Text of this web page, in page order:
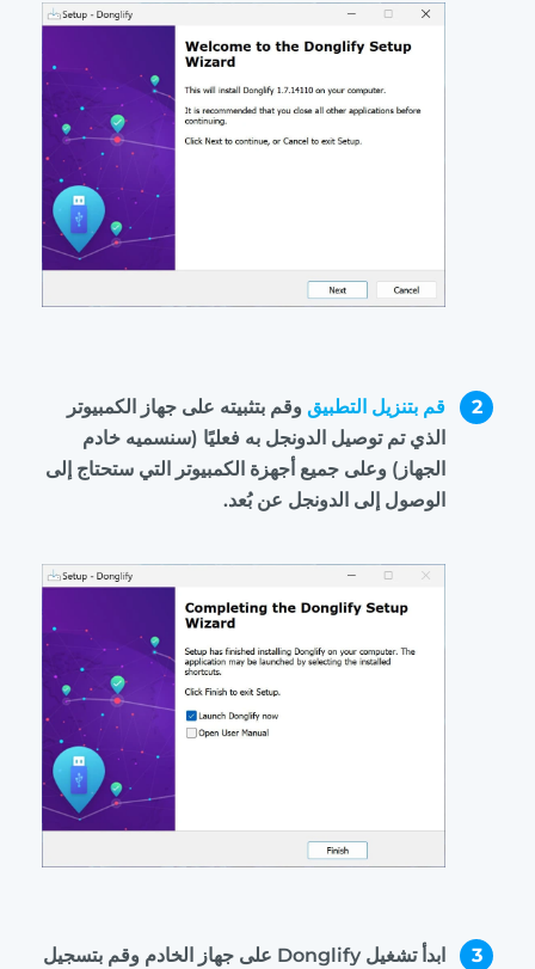
2 قم بتنزيل التطبيق وقم بتثبيته على جهاز الكمبيوتر
الذي تم توصيل الدونجل به فعليًا (سنسميه خادم
الجهاز) وعلى جميع أجهزة الكمبيوتر التي ستحتاج إلى
الوصول إلى الدونجل عن بُعد.
3
ابدأ تشغيل Donglify على جهاز الخادم وقم بتسجيل